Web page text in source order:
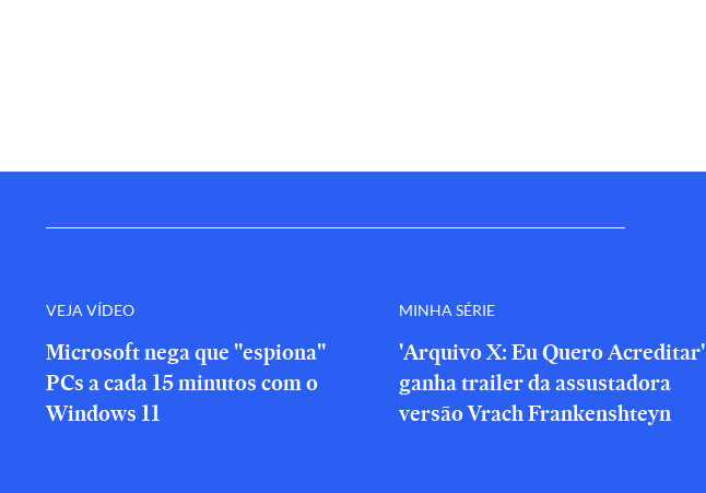
VEJA VÍDEO
Microsoft nega que "espiona"
PCs a cada 15 minutos com o
Windows 11
MINHA SÉRIE
'Arquivo X: Eu Quero Acreditar'
ganha trailer da assustadora
versão Vrach Frankenshteyn